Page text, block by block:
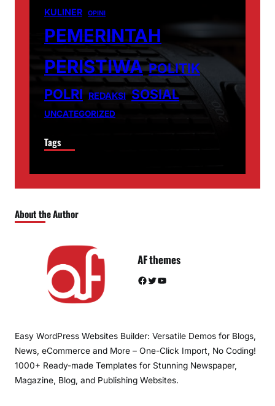
KULINER OPINI
PEMERINTAH
PERISTIWA POLITIK
POLRI
REDAKSI SOSIAL
UNCATEGORIZED
Tags
About the Author
AF themes
Facebook Twitter YouTube
Easy WordPress Websites Builder: Versatile Demos for Blogs,
News, eCommerce and More – One-Click Import, No Coding!
1000+ Ready-made Templates for Stunning Newspaper,
Magazine, Blog, and Publishing Websites.